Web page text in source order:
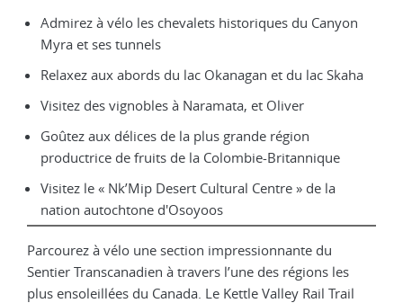
Admirez à vélo les chevalets historiques du Canyon
Myra et ses tunnels
Relaxez aux abords du lac Okanagan et du lac Skaha
Visitez des vignobles à Naramata, et Oliver
Goûtez aux délices de la plus grande région
productrice de fruits de la Colombie-Britannique
Visitez le « Nk’Mip Desert Cultural Centre » de la
nation autochtone d'Osoyoos
Parcourez à vélo une section impressionnante du
Sentier Transcanadien à travers l’une des régions les
plus ensoleillées du Canada. Le Kettle Valley Rail Trail